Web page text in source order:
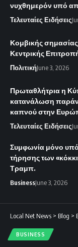
νυχθημερόν υπό
Τελευταίες Ειδήσεις
Κομβικής
Κεντρικής
ΠολιτικήJune 3, 2026
Πρωταθλήτρια η
κατανάλωση
καπνού στην
Τελευταίες Ειδήσεις
Συμφωνία μόνο
τήρησης των
Τραμπ.
BusinessJune 3, 2026
Local Net News > Blog >
BUSINESS